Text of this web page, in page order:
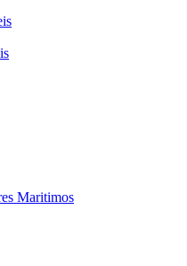
Maritimos